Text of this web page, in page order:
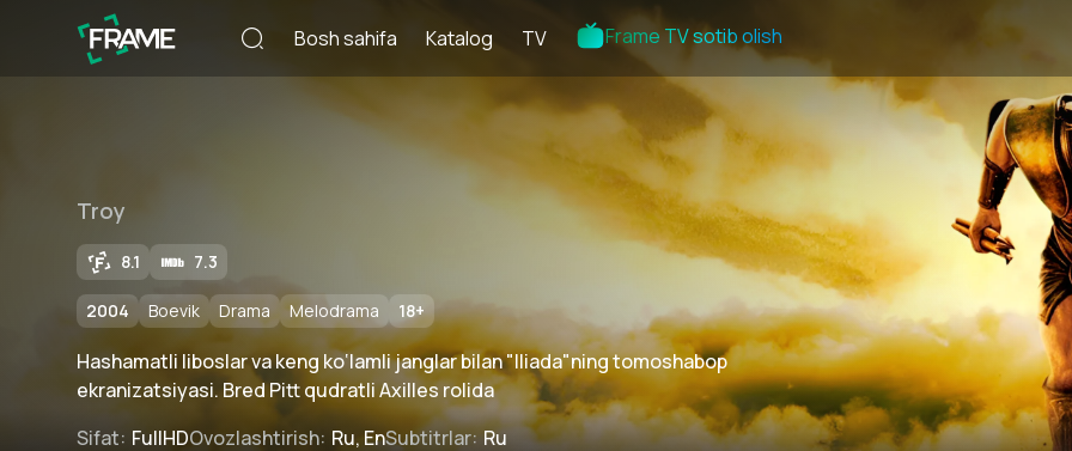
Bosh sahifa Katalog TV Frame TV sotib olish
Troy
8.1 7.3
2004 Boevik Drama Melodrama 18+
Hashamatli liboslar va keng ko‘lamli janglar bilan "Iliada"ning tomoshabop
ekranizatsiyasi. Bred Pitt qudratli Axilles rolida
Sifat: FullHDOvozlashtirish: Ru, EnSubtitrlar: Ru